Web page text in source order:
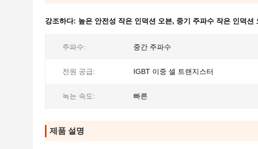
강조하다: 높은 안전성 작은 인덕션 오븐, 중기 주파수 작은 인덕션
주파수: 중간 주파수
전원 공급: IGBT 이중 셀 트랜지스터
녹는 속도: 빠른
제품 설명